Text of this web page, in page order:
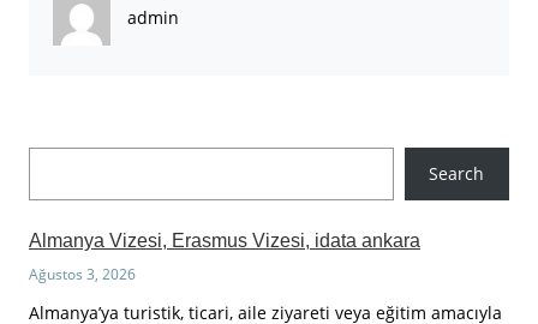
admin
Search
Almanya Vizesi, Erasmus Vizesi, idata ankara
Ağustos 3, 2026
Almanya’ya turistik, ticari, aile ziyareti veya eğitim amacıyla